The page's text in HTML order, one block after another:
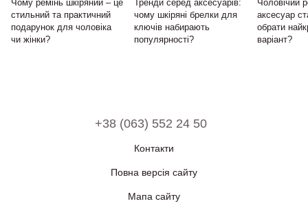
Чому ремінь шкіряний – це
стильний та практичний
подарунок для чоловіка
чи жінки?
Тренди серед аксесуарів:
чому шкіряні брелки для
ключів набирають
популярності?
Чоловічий
аксесуар
обрати
варіант?
+38 (063) 552 24 50
Контакти
Повна версія сайту
Мапа сайту